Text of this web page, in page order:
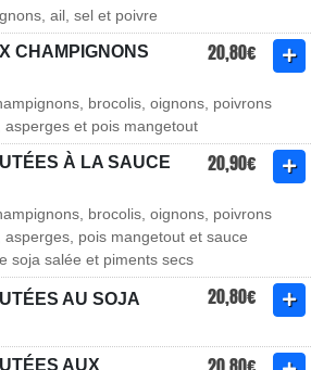
ail, sel et poivre
CHAMPIGNONS
20,80€
brocolis, oignons, poivrons
et pois mangetout
À LA SAUCE
20,90€
brocolis, oignons, poivrons
pois mangetout et sauce
soja salée et piments secs
AU SOJA 20,80€
AUX